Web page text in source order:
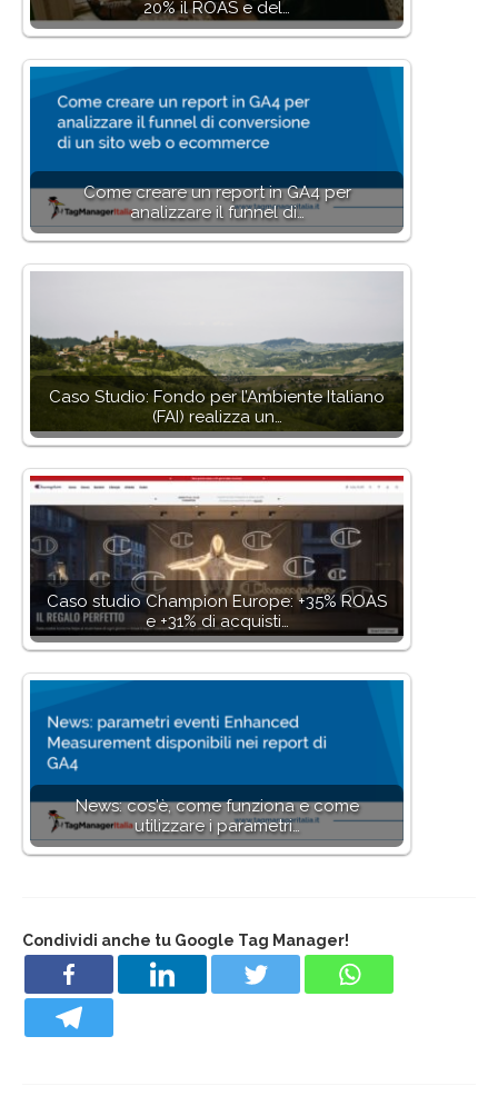
20% il ROAS e del…
Come creare un report in GA4 per
analizzare il funnel di…
Caso Studio: Fondo per l’Ambiente Italiano
(FAI) realizza un…
Caso studio Champion Europe: +35% ROAS
e +31% di acquisti…
News: cos'è, come funziona e come
utilizzare i parametri…
Condividi anche tu Google Tag Manager!